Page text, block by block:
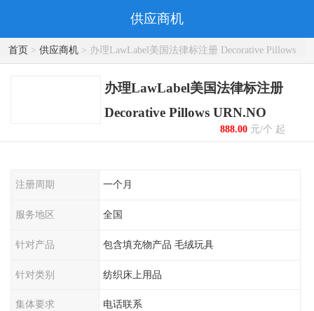
供应商机
首页> 供应商机> 办理LawLabel美国法律标注册 Decorative Pillows
URN.NO
办理LawLabel美国法律标注册
Decorative Pillows URN.NO
888.00元/个 起
注册周期 一个月
服务地区 全国
针对产品 包含填充物产品 毛绒玩具
针对类别 纺织床上用品
集体要求 电话联系